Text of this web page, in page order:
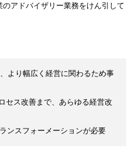
アドバイザリー業務をけん引して
より幅広く経営に関わるため事
セス改善まで、あらゆる経営改
ンスフォーメーションが必要